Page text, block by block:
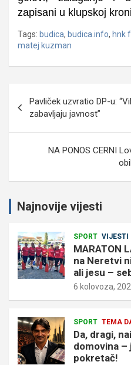
zapisani u klupskoj
Tags: budica, budica.info, hnk
matej kuzman
objava
Pavliček uzvratio DP-u:
zabavljaju javnost”
NA PONOS CERNI
Najnovije vijesti
SPORT VIJESTI
MARATON
na Neretvi
ali jesu –
6 kolovoza,
SPORT TEMA
Da, dragi,
domovina –
pokretač!